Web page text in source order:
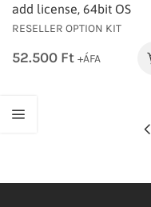
add license, 64bit OS
RESELLER OPTION KIT
52.500 Ft +ÁFA